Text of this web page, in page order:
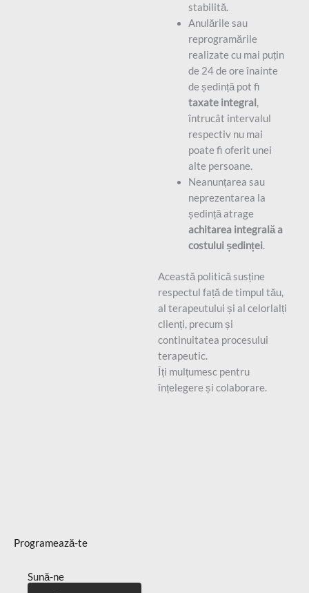
stabilită.
Anulările sau
reprogramările
realizate cu mai puțin
de 24 de ore înainte
de ședință pot fi
taxate integral,
întrucât intervalul
respectiv nu mai
poate fi oferit unei
alte persoane.
Neanunțarea sau
neprezentarea la
ședință atrage
achitarea integrală a
costului ședinței.
Această politică susține
respectul față de timpul tău,
al terapeutului și al celorlalți
clienți, precum și
continuitatea procesului
terapeutic.
Îți mulțumesc pentru
înțelegere și colaborare.
Programează-te
Sună-ne